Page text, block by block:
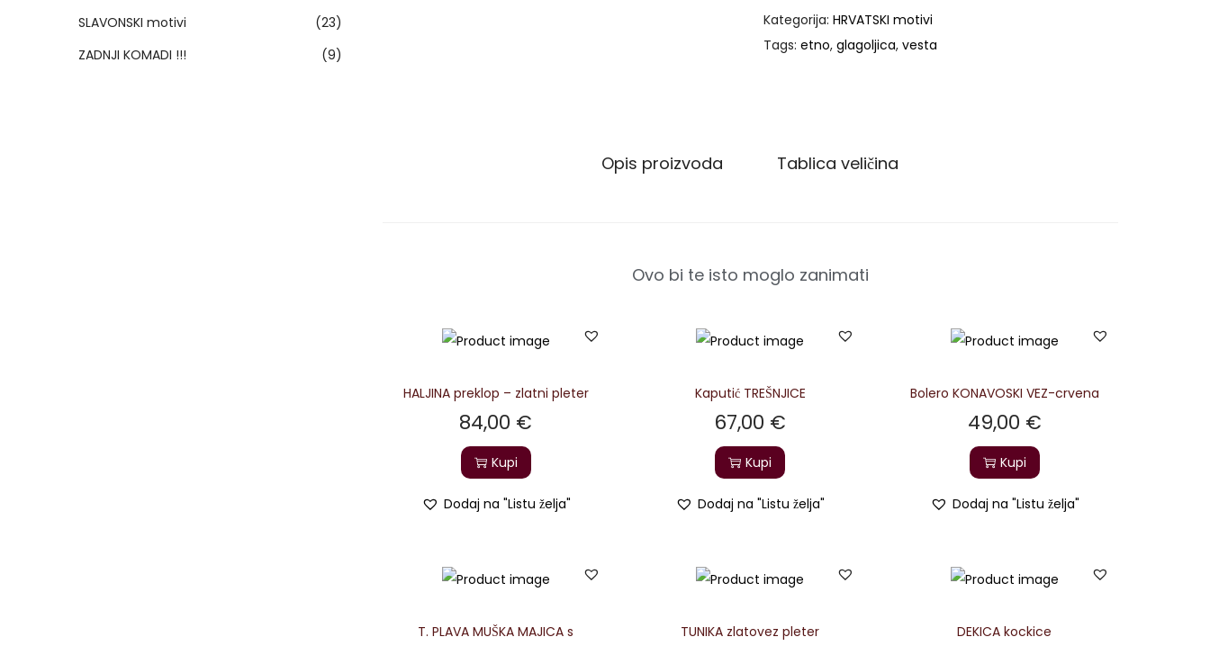
Kategorija:HRVATSKI motivi
Tags:etno,glagoljica,vesta
Opis proizvoda Tablica veličina
Ovo bi te isto moglo zanimati
HALJINA preklop – zlatni pleter
84,00 €
Kupi
Dodaj na "Listu želja"
Kaputić TREŠNJICE
67,00 €
Kupi
Dodaj na "Listu želja"
Bolero KONAVOSKI VEZ-crvena
49,00 €
Kupi
Dodaj na "Listu želja"
T. PLAVA MUŠKA MAJICA s
TUNIKA zlatovez pleter DEKICA kockice
SLAVONSKI motivi
(23)
ZADNJI KOMADI !!!
(9)